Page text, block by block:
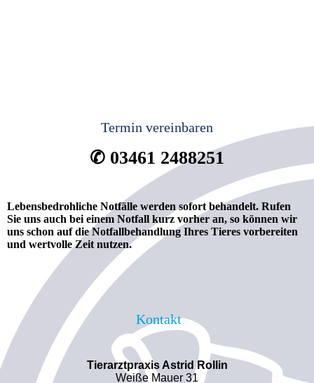
Termin vereinbaren
✆ 03461 2488251
Lebensbedrohliche Notfälle werden sofort behandelt. Rufen
Sie uns auch bei einem Notfall kurz vorher an, so können wir
uns schon auf die Notfallbehandlung Ihres Tieres vorbereiten
und wertvolle Zeit nutzen.
Kontakt
Tierarztpraxis Astrid Rollin
Weiße Mauer 31